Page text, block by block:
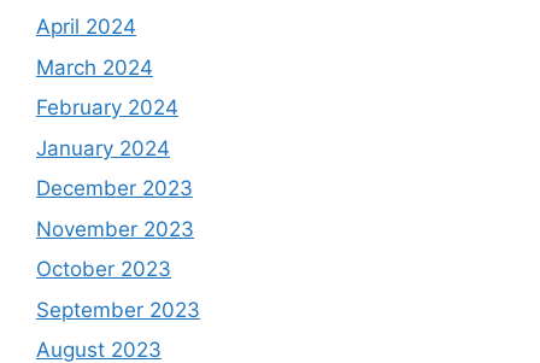
April 2024
March 2024
February 2024
January 2024
December 2023
November 2023
October 2023
September 2023
August 2023